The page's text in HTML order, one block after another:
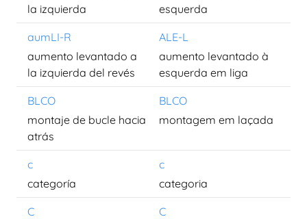
la izquierda
esquerda
aumLI-R
ALE-L
aumento levantado a
la izquierda del revés
aumento levantado à
esquerda em liga
BLCO
BLCO
montaje de bucle hacia
atrás
montagem em laçada
c
c
categoría
categoria
C
C